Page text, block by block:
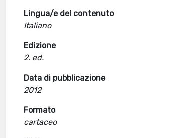
Lingua/e del contenuto
Italiano
Edizione
2. ed.
Data di pubblicazione
2012
Formato
cartaceo